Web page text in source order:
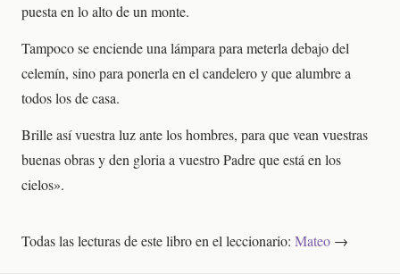
puesta en lo alto de un monte.
Tampoco se enciende una lámpara para meterla debajo del
celemín, sino para ponerla en el candelero y que alumbre a
todos los de casa.
Brille así vuestra luz ante los hombres, para que vean vuestras
buenas obras y den gloria a vuestro Padre que está en los
cielos».
Todas las lecturas de este libro en el leccionario: Mateo →